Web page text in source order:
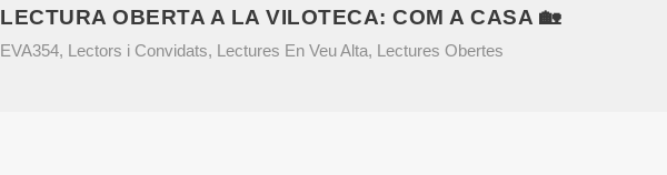
LECTURA OBERTA A LA VILOTECA: COM A CASA 🏡
EVA354, Lectors i Convidats, Lectures En Veu Alta, Lectures Obertes